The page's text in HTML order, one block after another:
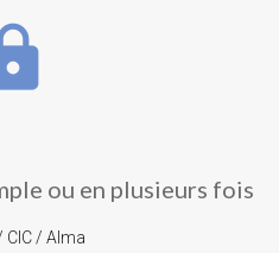
ou en plusieurs fois
CIC / Alma